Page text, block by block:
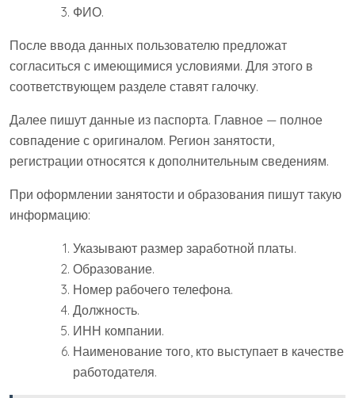
ФИО.
После ввода данных пользователю предложат
согласиться с имеющимися условиями. Для этого в
соответствующем разделе ставят галочку.
Далее пишут данные из паспорта. Главное — полное
совпадение с оригиналом. Регион занятости,
регистрации относятся к дополнительным сведениям.
При оформлении занятости и образования пишут такую
информацию:
Указывают размер заработной платы.
Образование.
Номер рабочего телефона.
Должность.
ИНН компании.
Наименование того, кто выступает в качестве
работодателя.